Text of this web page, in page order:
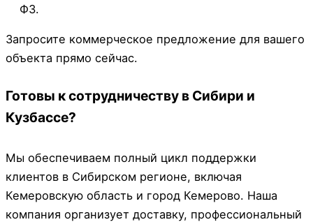
ФЗ.
Запросите коммерческое предложение для вашего
объекта прямо сейчас.
Готовы к сотрудничеству в Сибири и
Кузбассе?
Мы обеспечиваем полный цикл поддержки
клиентов в Сибирском регионе, включая
Кемеровскую область и город Кемерово. Наша
компания организует доставку, профессиональный